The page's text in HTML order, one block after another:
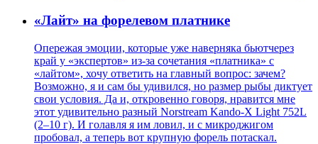
«Лайт» на форелевом платнике
Опережая эмоции, которые уже наверняка бьютчерез
край у «экспертов» из-за сочетания «платника» с
«лайтом», хочу ответить на главный вопрос: зачем?
Возможно, я и сам бы удивился, но размер рыбы диктует
свои условия. Да и, откровенно говоря, нравится мне
этот удивительно разный Norstream Kando-X Light 752L
(2–10 г). И голавля я им ловил, и с микроджигом
пробовал, а теперь вот крупную форель потаскал.